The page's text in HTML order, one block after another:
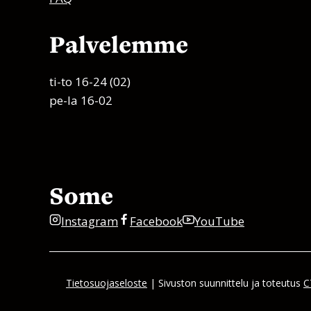
Palvelemme
ti-to 16-24 (02)
pe-la 16-02
Some
Instagram Facebook YouTube
Tietosuojaseloste | Sivuston suunnittelu ja toteutus